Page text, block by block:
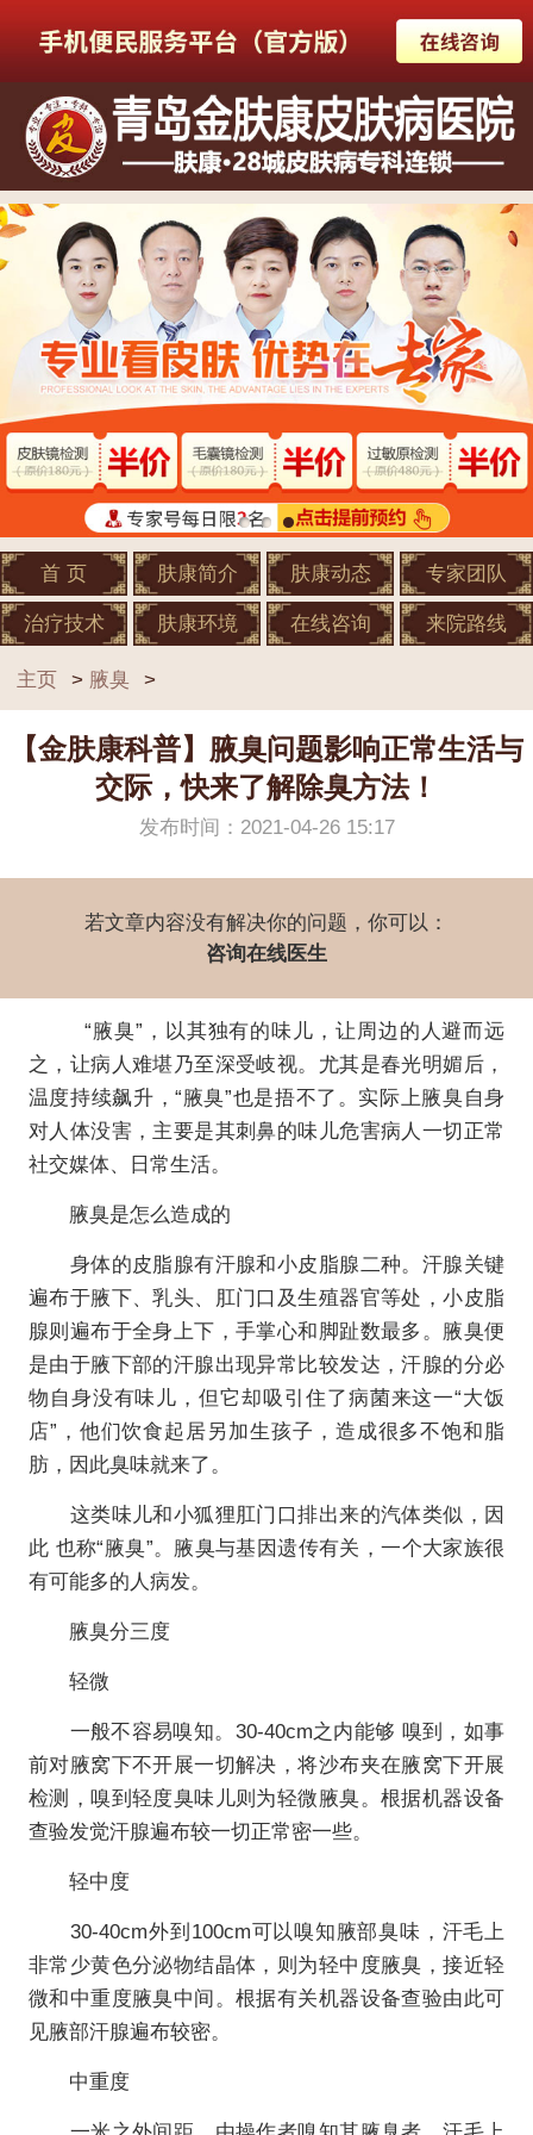
首 页 肤康简介 肤康动态 专家团队
治疗技术 肤康环境 在线咨询 来院路线
主页 > 腋臭 >
【金肤康科普】腋臭问题影响正常生活与
交际，快来了解除臭方法！
发布时间：2021-04-26 15:17
若文章内容没有解决你的问题，你可以：
咨询在线医生
“腋臭”，以其独有的味儿，让周边的人避而远
之，让病人难堪乃至深受岐视。尤其是春光明媚后，
温度持续飙升，“腋臭”也是捂不了。实际上腋臭自身
对人体没害，主要是其刺鼻的味儿危害病人一切正常
社交媒体、日常生活。
腋臭是怎么造成的
身体的皮脂腺有汗腺和小皮脂腺二种。汗腺关键
遍布于腋下、乳头、肛门口及生殖器官等处，小皮脂
腺则遍布于全身上下，手掌心和脚趾数最多。腋臭便
是由于腋下部的汗腺出现异常比较发达，汗腺的分必
物自身没有味儿，但它却吸引住了病菌来这一“大饭
店”，他们饮食起居另加生孩子，造成很多不饱和脂
肪，因此臭味就来了。
这类味儿和小狐狸肛门口排出来的汽体类似，因
此 也称“腋臭”。腋臭与基因遗传有关，一个大家族很
有可能多的人病发。
腋臭分三度
轻微
一般不容易嗅知。30-40cm之内能够 嗅到，如事
前对腋窝下不开展一切解决，将沙布夹在腋窝下开展
检测，嗅到轻度臭味儿则为轻微腋臭。根据机器设备
查验发觉汗腺遍布较一切正常密一些。
轻中度
30-40cm外到100cm可以嗅知腋部臭味，汗毛上
非常少黄色分泌物结晶体，则为轻中度腋臭，接近轻
微和中重度腋臭中间。根据有关机器设备查验由此可
见腋部汗腺遍布较密。
中重度